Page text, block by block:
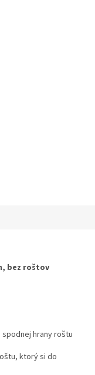
bez roštov
spodnej hrany roštu
ktorý si do